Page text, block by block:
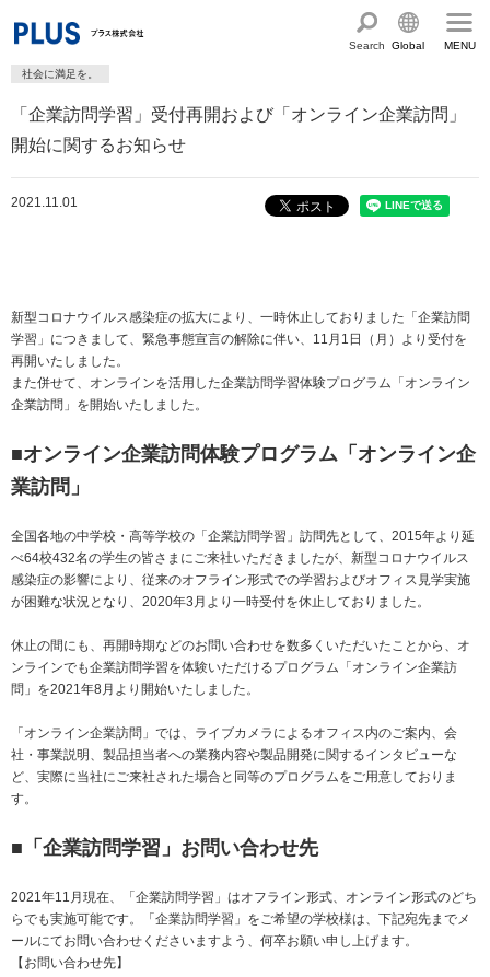
Search Global
Chinese
MENU
サステナビリティ
プラスグループのサステナビリティ
社会最適のあゆみ
コーポレート・ガバナンス
人権の尊重
私たちのアクション
「新たな働く環境づくり」への挑戦
「地域に根ざした学校づくり」への挑戦
これが私の社会最適
プラスグループのマテリアリティ
社会に満足を。
強くしなやかな組織を築く。
グループ構成図
国内外拠点一覧
沿革・年代別トピックス
採用
カタログ TOP
オフィス家具サイト サポートページ
文具・事務用品サイト サポートページ
ミーティングツールサイト サポートページ
お問い合わせ
アクセス
オフィス空間・家具
流通
社会に満足を。
「企業訪問学習」受付再開および「オンライン企業訪問」
開始に関するお知らせ
2021.11.01
新型コロナウイルス感染症の拡大により、一時休止しておりました「企業訪問
学習」につきまして、緊急事態宣言の解除に伴い、11月1日（月）より受付を
再開いたしました。
また併せて、オンラインを活用した企業訪問学習体験プログラム「オンライン
企業訪問」を開始いたしました。
■オンライン企業訪問体験プログラム「オンライン企
業訪問」
全国各地の中学校・高等学校の「企業訪問学習」訪問先として、2015年より延
べ64校432名の学生の皆さまにご来社いただきましたが、新型コロナウイルス
感染症の影響により、従来のオフライン形式での学習およびオフィス見学実施
が困難な状況となり、2020年3月より一時受付を休止しておりました。
休止の間にも、再開時期などのお問い合わせを数多くいただいたことから、オ
ンラインでも企業訪問学習を体験いただけるプログラム「オンライン企業訪
問」を2021年8月より開始いたしました。
「オンライン企業訪問」では、ライブカメラによるオフィス内のご案内、会
社・事業説明、製品担当者への業務内容や製品開発に関するインタビューな
ど、実際に当社にご来社された場合と同等のプログラムをご用意しておりま
す。
■「企業訪問学習」お問い合わせ先
2021年11月現在、「企業訪問学習」はオフライン形式、オンライン形式のどち
らでも実施可能です。「企業訪問学習」をご希望の学校様は、下記宛先までメ
ールにてお問い合わせくださいますよう、何卒お願い申し上げます。
【お問い合わせ先】